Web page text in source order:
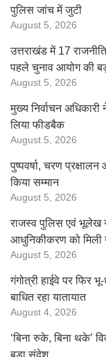
पुलिस जांच में जुटी
August 5, 2026
उत्तराखंड में 17
पहले चुनाव आयोग की
August 5, 2026
मुख्य निर्वाचन
लिया फीडबैक
August 5, 2026
पुष्पवर्षा, चरण
किया सम्मान
August 5, 2026
राजस्व पुलिस एवं भूलेख
आधुनिकीकरण को मिली
August 5, 2026
गंगोत्री हाईवे पर फिर
बाधित रहा यातायात
August 4, 2026
‘बिना रुके, बिना थके’
बड़ा संदेश